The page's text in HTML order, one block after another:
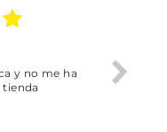
y no me ha
tienda